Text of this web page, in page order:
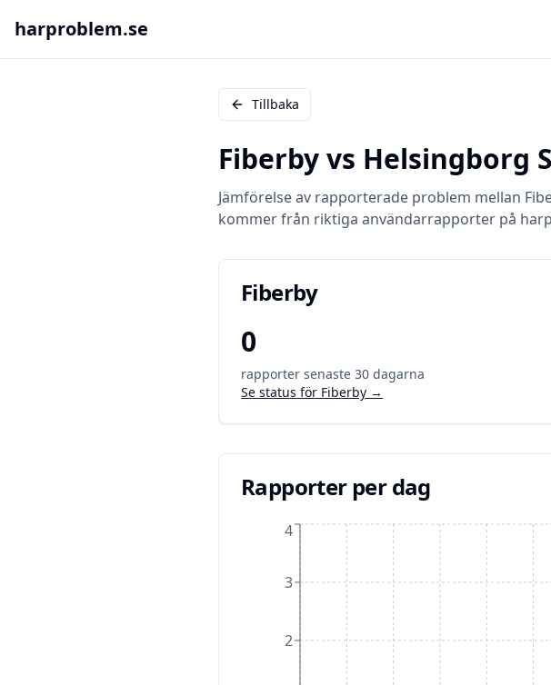
harproblem.se
Tillbaka
Fiberbyvs Helsingborg
Jämförelse av rapporterade problem mellan
kommer från riktiga användarrapporter på
Fiberby
0
rapporter senaste 30 dagarna
Se status för Fiberby →
Rapporter per dag
2
3
4